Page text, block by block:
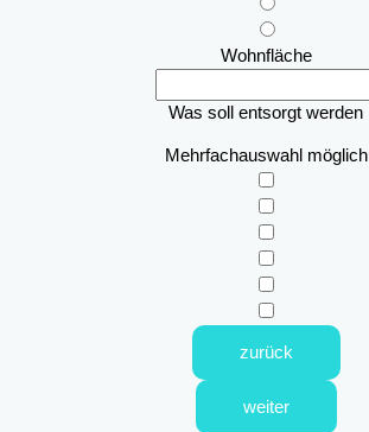
Wohnfläche
Was soll entsorgt werden
Mehrfachauswahl möglich
zurück
weiter